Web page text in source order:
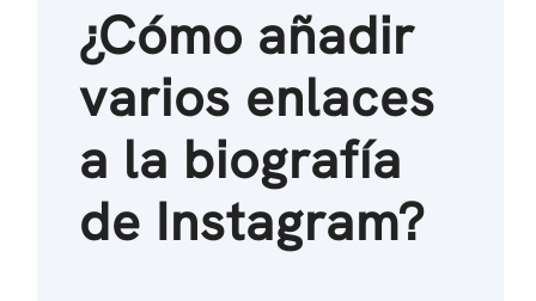
¿Cómo añadir
varios enlaces
a la biografía
de Instagram?